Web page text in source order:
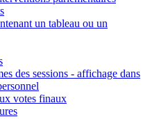
un tableau ou un
des sessions - affichage dans
votes finaux